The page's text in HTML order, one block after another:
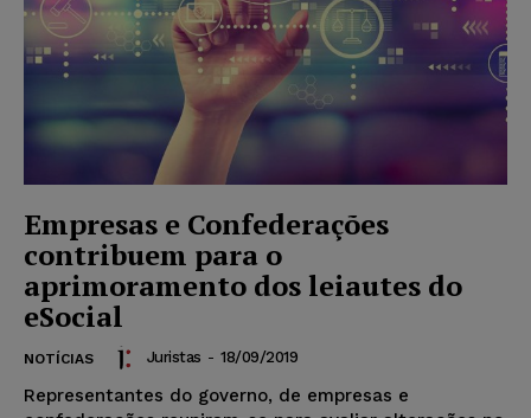
Empresas e Confederações
contribuem para o
aprimoramento dos leiautes do
eSocial
NOTÍCIAS Juristas - 18/09/2019
Representantes do governo, de empresas e